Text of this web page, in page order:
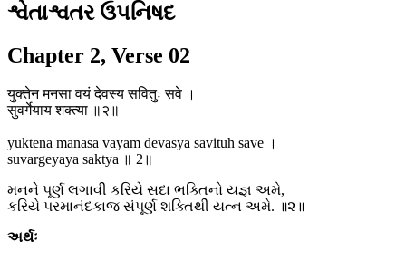
શ્વેતાશ્વતર ઉપનિષદ
Chapter 2, Verse 02
युक्तेन मनसा वयं देवस्य सवितुः सवे ।
सुवर्गेयाय शक्त्या ॥२॥
yuktena manasa vayam devasya savituh save ।
suvargeyaya saktya ॥ 2॥
મનને પૂર્ણ લગાવી કરિયે સદા ભક્તિનો યજ્ઞ અમે,
કરિયે પરમાનંદકાજ સંપૂર્ણ શક્તિથી યત્ન અમે. ॥૨॥
અર્થઃ